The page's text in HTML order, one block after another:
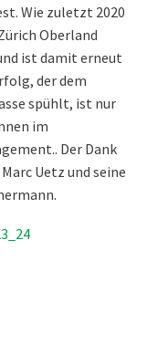
Wie zuletzt 2020
Oberland
ist damit erneut
der dem
spühlt, ist nur
im
Der Dank
Uetz und seine